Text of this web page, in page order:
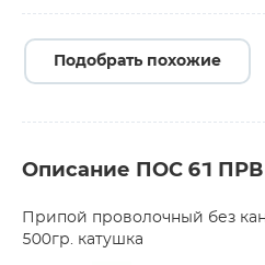
Подобрать похожие
Описание ПОС 61 ПРВ
Припой проволочный без
500гр. катушка